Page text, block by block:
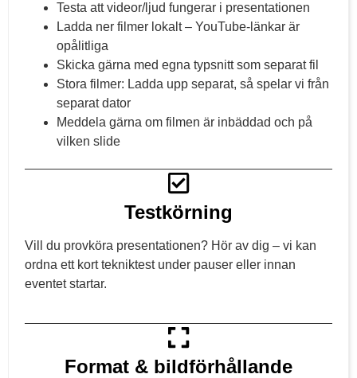
Testa att videor/ljud fungerar i presentationen
Ladda ner filmer lokalt – YouTube-länkar är
opålitliga
Skicka gärna med egna typsnitt som separat fil
Stora filmer: Ladda upp separat, så spelar vi från
separat dator
Meddela gärna om filmen är inbäddad och på
vilken slide
Testkörning
Vill du provköra presentationen? Hör av dig – vi kan
ordna ett kort tekniktest under pauser eller innan
eventet startar.
Format & bildförhållande